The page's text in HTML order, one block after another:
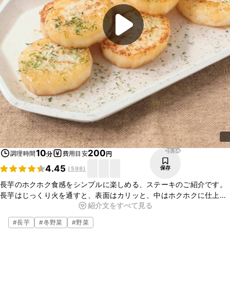
調理時間10分 費用目安200円
4.45 ( 598)
25.5K
保存
長芋のホクホク食感をシンプルに楽しめる、ステーキのご紹介です。
長芋はじっくり火を通すと、表面はカリッと、中はホクホクに仕上
がっておいしいですよ。お酒のおつまみにもぴったりです。簡単なの
でぜひ試してみてくださいね。
紹介文をすべて見る
#長芋 #冬野菜 #野菜